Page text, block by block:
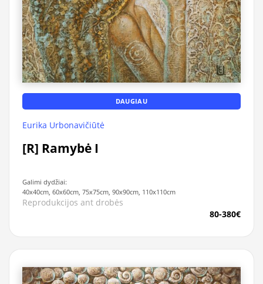
DAUGIAU
Eurika Urbonavičiūtė
[R] Ramybė I
Galimi dydžiai:
40x40cm, 60x60cm, 75x75cm, 90x90cm, 110x110cm
Reprodukcijos ant drobės
80-380€